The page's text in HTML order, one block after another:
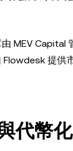
MEV Capital
提供
代幣